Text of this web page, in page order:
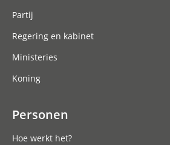
Partij
Regering en kabinet
Ministeries
Koning
Personen
Hoe werkt het?